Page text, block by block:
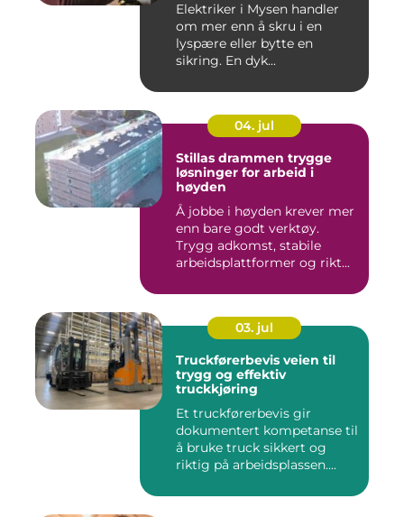
Elektriker i Mysen handler
om mer enn å skru i en
lyspære eller bytte en
sikring. En dyk...
04. jul
Stillas drammen trygge
løsninger for arbeid i
høyden
Å jobbe i høyden krever mer
enn bare godt verktøy.
Trygg adkomst, stabile
arbeidsplattformer og rikt...
03. jul
Truckførerbevis veien til
trygg og effektiv
truckkjøring
Et truckførerbevis gir
dokumentert kompetanse til
å bruke truck sikkert og
riktig på arbeidsplassen....